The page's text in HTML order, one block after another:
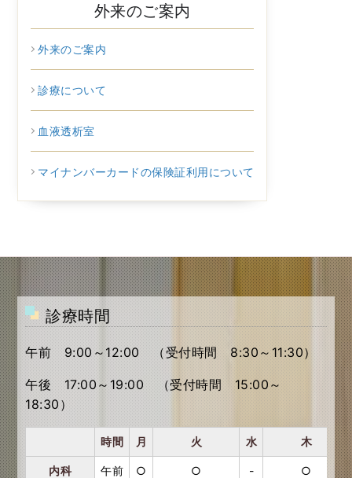
外来のご案内
外来のご案内
診療について
血液透析室
マイナンバーカードの保険証利用について
診療時間
午前 9:00～12:00 （受付時間 8:30～11:30）
午後 17:00～19:00 （受付時間 15:00～
18:30）
時間 月 火 水 木
内科 午前 ○ ○ -
○